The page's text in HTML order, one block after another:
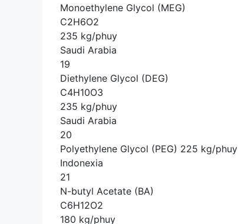
Monoethylene Glycol (MEG)
C2H6O2
235 kg/phuy
Saudi Arabia
19
Diethylene Glycol (DEG)
C4H10O3
235 kg/phuy
Saudi Arabia
20
Polyethylene Glycol (PEG) 225 kg/phuy
Indonexia
21
N-butyl Acetate (BA)
C6H12O2
180 kg/phuy